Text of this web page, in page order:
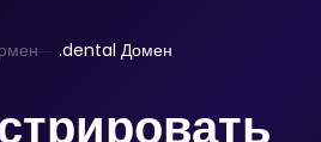
.dental Домен